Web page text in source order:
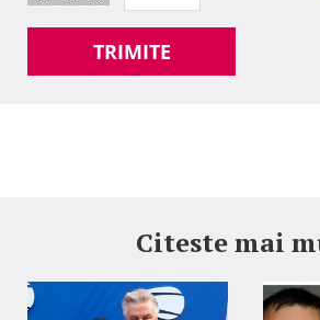
TRIMITE
Citeste mai